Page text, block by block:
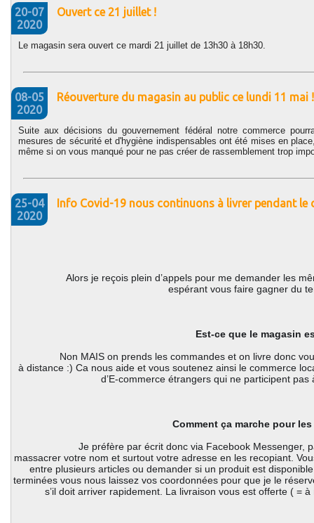
20-07
2020
Ouvert ce 21 juillet !
Le magasin sera ouvert ce mardi 21 juillet de 13h30 à 18h30.
08-05
2020
Réouverture du magasin au public ce lundi 11 mai !
Suite aux décisions du gouvernement fédéral notre commerce
mesures de sécurité et d'hygiène indispensables ont été mises en
même si on vous manqué pour ne pas créer de rassemblement trop
25-04
2020
Info Covid-19 nous continuons à livrer pendant le
espérant vous faire gagner du
Est-ce que le magasin
à distance :) Ca nous aide et vous soutenez ainsi le commerce
d’E-commerce étrangers qui ne participent
Comment ça marche pour
massacrer votre nom et surtout votre adresse en les recopiant.
entre plusieurs articles ou demander si un produit est
terminées vous nous laissez vos coordonnées pour que je le
s’il doit arriver rapidement. La livraison vous est offerte ( =